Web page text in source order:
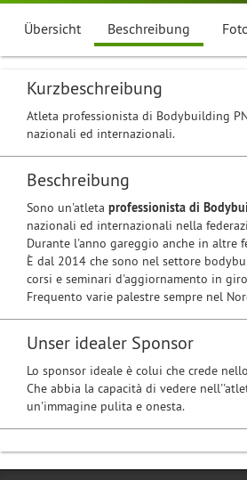
Übersicht Beschreibung
Kurzbeschreibung
Atleta professionista di Bodybuilding
nazionali ed internazionali.
Beschreibung
Sono un'atleta professionista di
nazionali ed internazionali nella
Durante l'anno gareggio anche in altre
È dal 2014 che sono nel settore
corsi e seminari d'aggiornamento in
Frequento varie palestre sempre nel
Unser idealer Sponsor
Lo sponsor ideale è colui che crede
Che abbia la capacità di vedere
un'immagine pulita e onesta.